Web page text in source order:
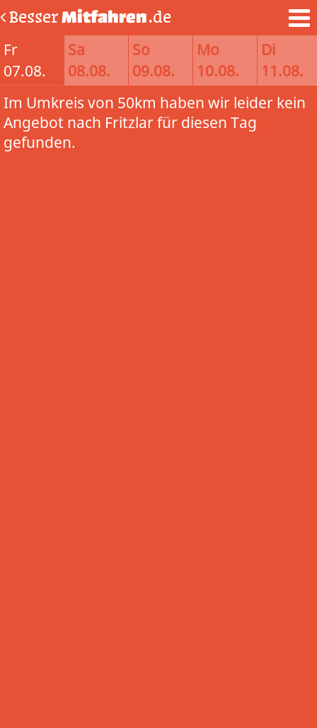
BesserMitfahren.de
Fr
07.08.
Sa
08.08.
So
09.08.
Mo
10.08.
Di
11.08.
Im Umkreis von 50km haben wir leider kein
Angebot nach Fritzlar für diesen Tag
gefunden.